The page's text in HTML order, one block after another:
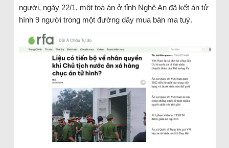
người, ngày 22/1, một toà án ở tỉnh Nghệ An đã kết án tử
hình 9 người trong một đường dây mua bán ma tuý.